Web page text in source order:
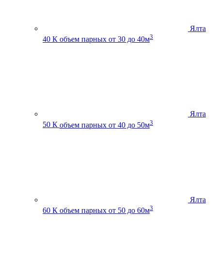
Ялта
40 К объем парных от 30 до 40м3
Ялта
50 К объем парных от 40 до 50м3
Ялта
60 К объем парных от 50 до 60м3